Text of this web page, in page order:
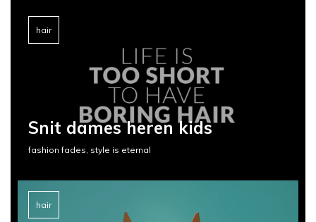
hair
Snit dames heren kids
fashion fades, style is eternal
hair